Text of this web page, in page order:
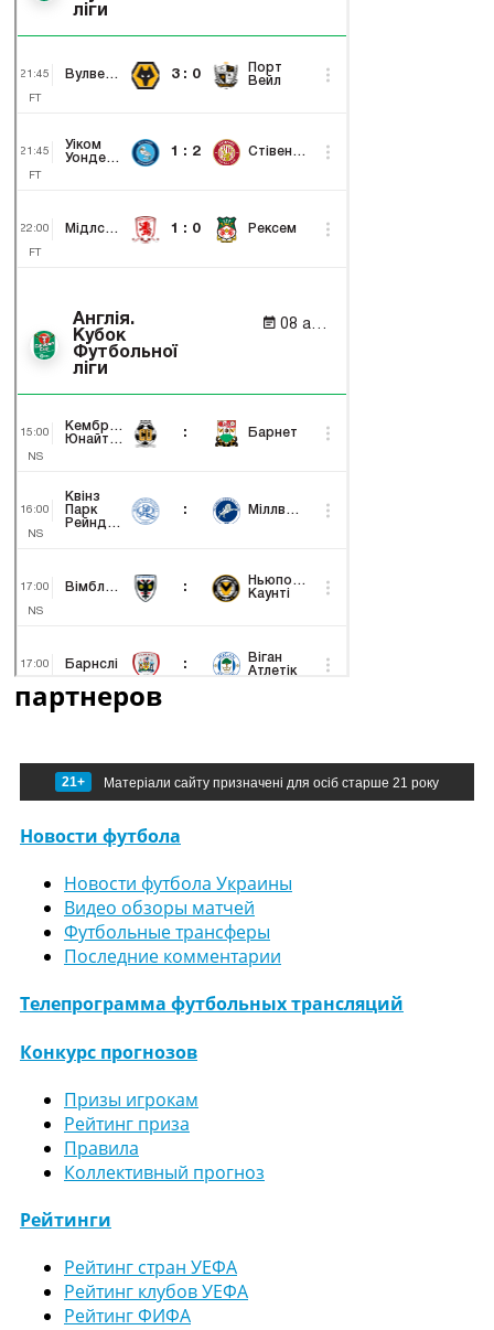
партнеров
21+ Матеріали сайту призначені для осіб старше 21 року
Новости футбола
Новости футбола Украины
Видео обзоры матчей
Футбольные трансферы
Последние комментарии
Телепрограмма футбольных трансляций
Конкурс прогнозов
Призы игрокам
Рейтинг приза
Правила
Коллективный прогноз
Рейтинги
Рейтинг стран УЕФА
Рейтинг клубов УЕФА
Рейтинг ФИФА